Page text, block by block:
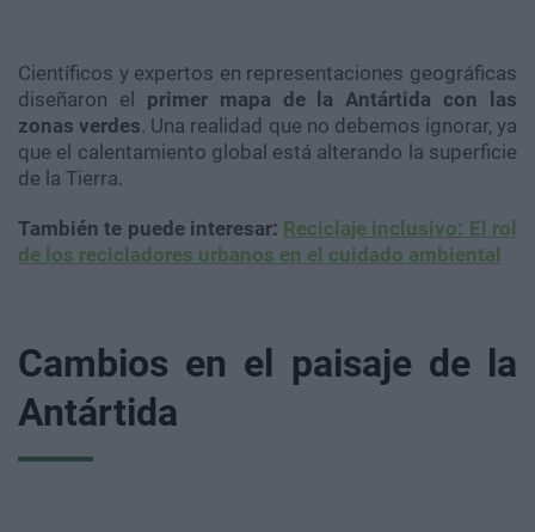
Científicos y expertos en representaciones geográficas
diseñaron el primer mapa de la Antártida con las
zonas verdes. Una realidad que no debemos ignorar, ya
que el calentamiento global está alterando la superficie
de la Tierra.
También te puede interesar: Reciclaje inclusivo: El rol
de los recicladores urbanos en el cuidado ambiental
Cambios en el paisaje de la
Antártida